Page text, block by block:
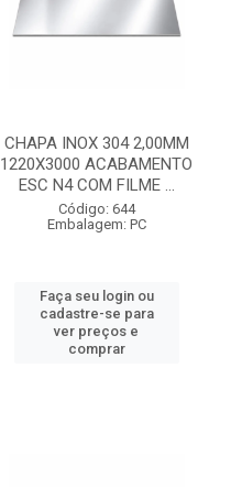
CHAPA INOX 304 2,00MM
1220X3000 ACABAMENTO
ESC N4 COM FILME ...
Código: 644
Embalagem: PC
Faça seu login ou
cadastre-se para
ver preços e
comprar